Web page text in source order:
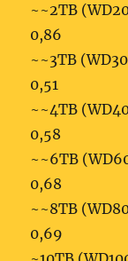
~~2TB
0,86
~~3TB
0,51
~~4TB
0,58
~~6TB
0,68
~~8TB
0,69